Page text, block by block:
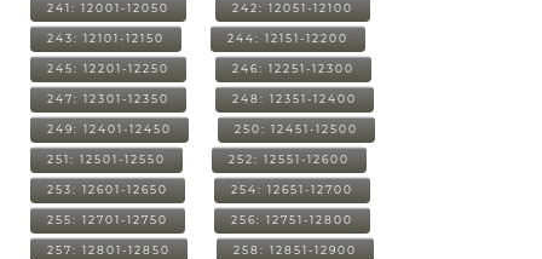
241: 12001-12050 242: 12051-12100
243: 12101-12150 244: 12151-12200
245: 12201-12250 246: 12251-12300
247: 12301-12350 248: 12351-12400
249: 12401-12450 250: 12451-12500
251: 12501-12550 252: 12551-12600
253: 12601-12650 254: 12651-12700
255: 12701-12750 256: 12751-12800
257: 12801-12850 258: 12851-12900